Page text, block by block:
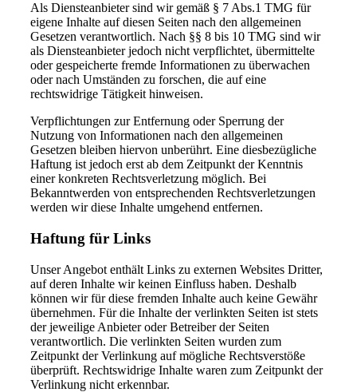
Als Diensteanbieter sind wir gemäß § 7 Abs.1 TMG für
eigene Inhalte auf diesen Seiten nach den allgemeinen
Gesetzen verantwortlich. Nach §§ 8 bis 10 TMG sind wir
als Diensteanbieter jedoch nicht verpflichtet, übermittelte
oder gespeicherte fremde Informationen zu überwachen
oder nach Umständen zu forschen, die auf eine
rechtswidrige Tätigkeit hinweisen.
Verpflichtungen zur Entfernung oder Sperrung der
Nutzung von Informationen nach den allgemeinen
Gesetzen bleiben hiervon unberührt. Eine diesbezügliche
Haftung ist jedoch erst ab dem Zeitpunkt der Kenntnis
einer konkreten Rechtsverletzung möglich. Bei
Bekanntwerden von entsprechenden Rechtsverletzungen
werden wir diese Inhalte umgehend entfernen.
Haftung für Links
Unser Angebot enthält Links zu externen Websites Dritter,
auf deren Inhalte wir keinen Einfluss haben. Deshalb
können wir für diese fremden Inhalte auch keine Gewähr
übernehmen. Für die Inhalte der verlinkten Seiten ist stets
der jeweilige Anbieter oder Betreiber der Seiten
verantwortlich. Die verlinkten Seiten wurden zum
Zeitpunkt der Verlinkung auf mögliche Rechtsverstöße
überprüft. Rechtswidrige Inhalte waren zum Zeitpunkt der
Verlinkung nicht erkennbar.